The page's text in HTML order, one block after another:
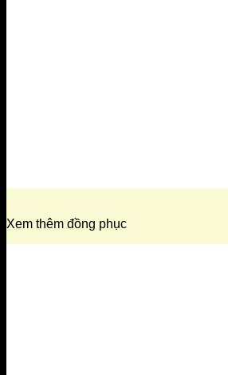
Xem thêm đồng phục